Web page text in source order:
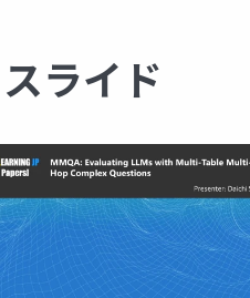
ライド